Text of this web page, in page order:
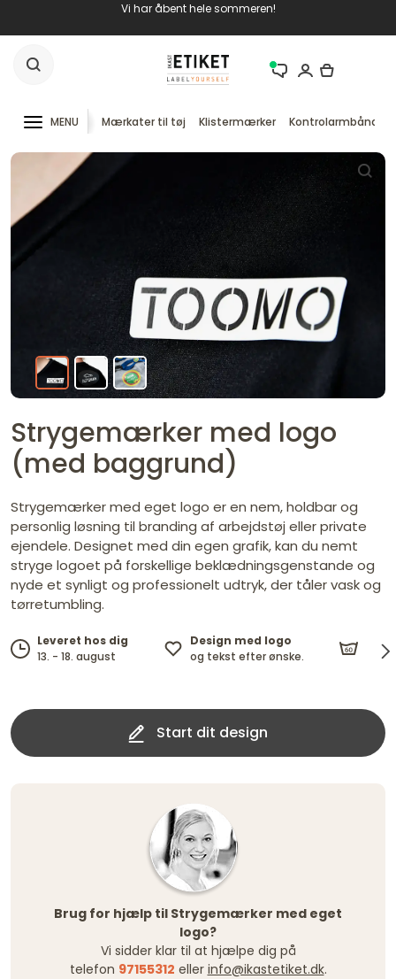
Vi har åbent hele sommeren!
MENU Mærkater til tøj Klistermærker Kontrolarmbånd
Strygemærker med logo
(med baggrund)
Strygemærker med eget logo er en nem, holdbar og
personlig løsning til branding af arbejdstøj eller private
ejendele. Designet med din egen grafik, kan du nemt
stryge logoet på forskellige beklædningsgenstande og
nyde et synligt og professionelt udtryk, der tåler vask og
tørretumbling.
Leveret hos dig
13. - 18. august
Design med logo
og tekst efter ønske.
Start dit design
Brug for hjælp til Strygemærker med eget
logo?
Vi sidder klar til at hjælpe dig på
telefon 97155312 eller info@ikastetiket.dk.